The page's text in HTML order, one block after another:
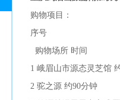
购物项目：
序号
购物场所 时间
1 峨眉山市源态灵芝馆
2 驼之源 约90分钟